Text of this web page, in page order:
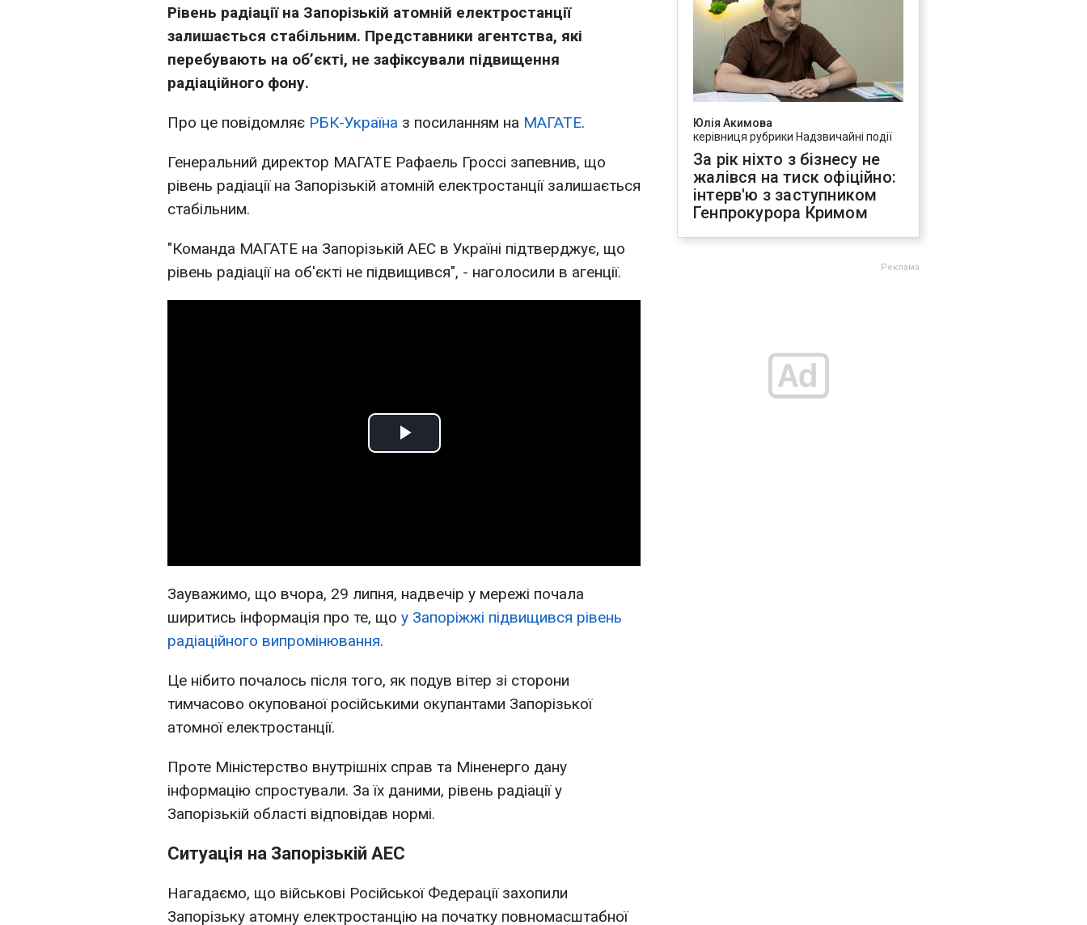
Рівень радіації на Запорізькій атомній електростанції
залишається стабільним. Представники агентства, які
перебувають на об’єкті, не зафіксували підвищення
радіаційного фону.
Про це повідомляє РБК-Україна з посиланням на МАГАТЕ.
Генеральний директор МАГАТЕ Рафаель Гроссі запевнив, що
рівень радіації на Запорізькій атомній електростанції залишається
стабільним.
"Команда МАГАТЕ на Запорізькій АЕС в Україні підтверджує, що
рівень радіації на об'єкті не підвищився", - наголосили в агенції.
Play
Зауважимо, що вчора, 29 липня, надвечір у мережі почала
ширитись інформація про те, що у Запоріжжі підвищився рівень
радіаційного випромінювання.
Це нібито почалось після того, як подув вітер зі сторони
тимчасово окупованої російськими окупантами Запорізької
атомної електростанції.
Проте Міністерство внутрішніх справ та Міненерго дану
інформацію спростували. За їх даними, рівень радіації у
Запорізькій області відповідав нормі.
Ситуація на Запорізькій АЕС
Нагадаємо, що військові Російської Федерації захопили
Запорізьку атомну електростанцію на початку повномасштабної
Юлія Акимова
керівниця рубрики Надзвичайні події
За рік ніхто з бізнесу не
жалівся на тиск офіційно:
інтерв'ю з заступником
Генпрокурора Кримом